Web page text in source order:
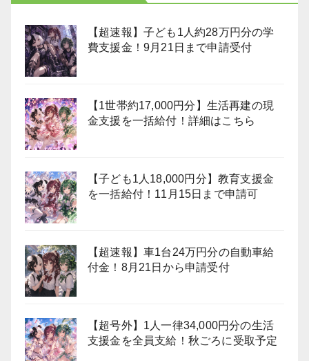
【超速報】子ども1人約28万円分の学
費支援金！9月21日まで申請受付
【1世帯約17,000円分】生活再建の現
金支援を一括給付！詳細はこちら
【子ども1人18,000円分】教育支援金
を一括給付！11月15日まで申請可
【超速報】車1台24万円分の自動車給
付金！8月21日から申請受付
【超号外】1人一律34,000円分の生活
支援金を全員支給！秋ごろに受取予定